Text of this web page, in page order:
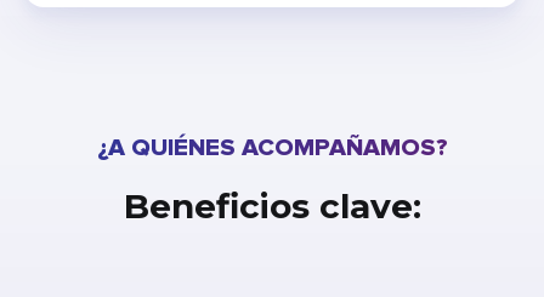
¿A QUIÉNES ACOMPAÑAMOS?
Beneficios clave: